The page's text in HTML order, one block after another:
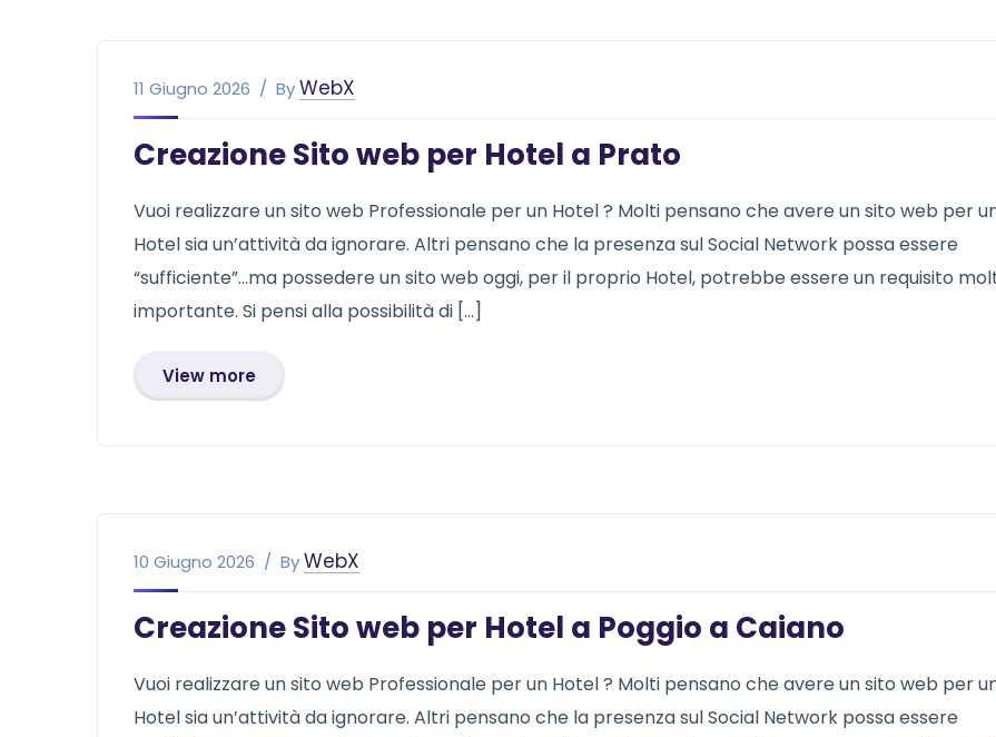
11 Giugno 2026 ByWebX
Creazione Sito web per Hotel a Prato
Vuoi realizzare un sito web Professionale per un Hotel ? Molti pensano che avere un sito web per
Hotel sia un’attività da ignorare. Altri pensano che la presenza sul Social Network possa essere
“sufficiente”…ma possedere un sito web oggi, per il proprio Hotel, potrebbe essere un requisito
importante. Si pensi alla possibilità di […]
View more
10 Giugno 2026 ByWebX
Creazione Sito web per Hotel a Poggio a Caiano
Vuoi realizzare un sito web Professionale per un Hotel ? Molti pensano che avere un sito web per
Hotel sia un’attività da ignorare. Altri pensano che la presenza sul Social Network possa essere